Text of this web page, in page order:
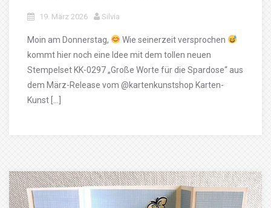
19. März 2026 Silvia
Moin am Donnerstag,
Wie seinerzeit versprochen
kommt hier noch eine Idee mit dem tollen neuen
Stempelset KK-0297 „Große Worte für die Spardose“ aus
dem März-Release vom @kartenkunstshop Karten-
Kunst […]